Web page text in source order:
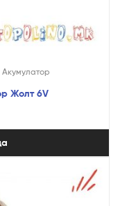
Жолт 6V